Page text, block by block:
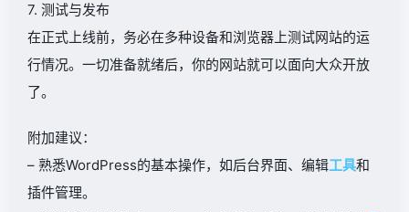
7. 测试与发布
在正式上线前，务必在多种设备和浏览器上测试网站的运
行情况。一切准备就绪后，你的网站就可以面向大众开放
了。
附加建议：
– 熟悉WordPress的基本操作，如后台界面、编辑工具和
插件管理。